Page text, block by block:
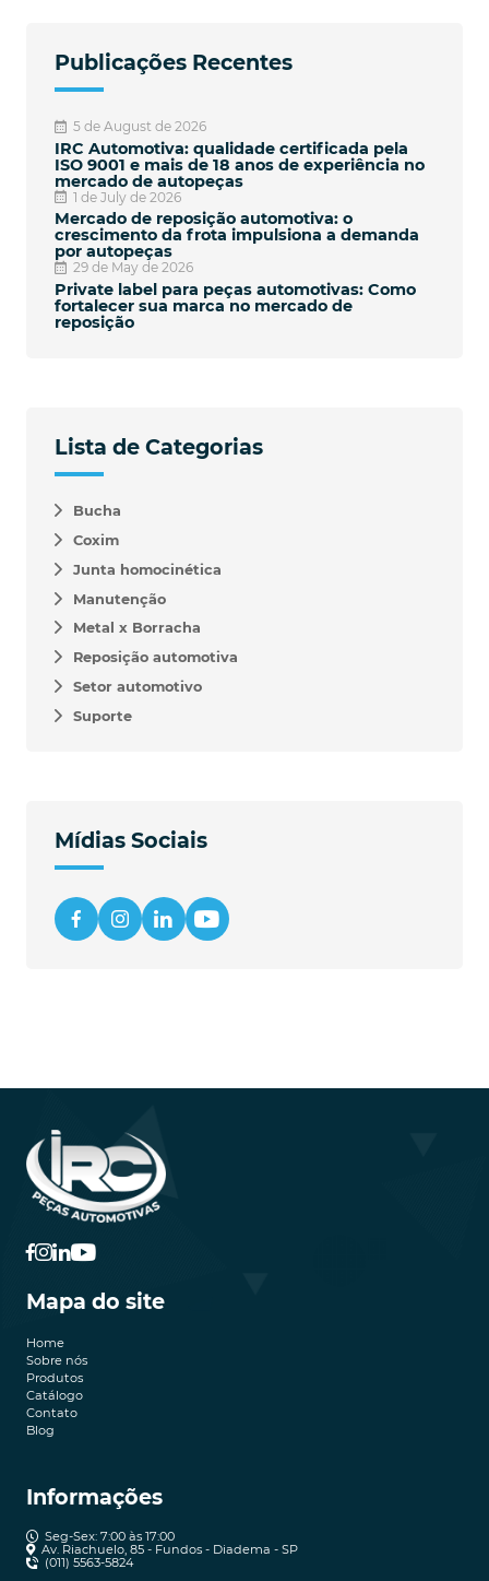
Publicações Recentes
5 de August de 2026
IRC Automotiva: qualidade certificada pela
ISO 9001 e mais de 18 anos de experiência no
mercado de autopeças
1 de July de 2026
Mercado de reposição automotiva: o
crescimento da frota impulsiona a demanda
por autopeças
29 de May de 2026
Private label para peças automotivas: Como
fortalecer sua marca no mercado de
reposição
Lista de Categorias
Bucha
Coxim
Junta homocinética
Manutenção
Metal x Borracha
Reposição automotiva
Setor automotivo
Suporte
Mídias Sociais
Mapa do site
Home
Sobre nós
Produtos
Catálogo
Contato
Blog
Informações
Seg-Sex: 7:00 às 17:00
Av. Riachuelo, 85 - Fundos - Diadema - SP
(011) 5563-5824